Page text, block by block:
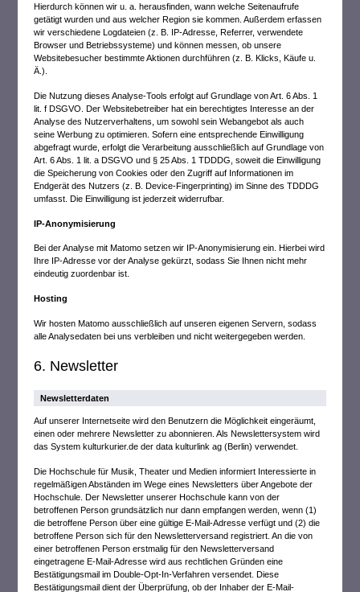
Hierdurch können wir u. a. herausfinden, wann welche Seitenaufrufe
getätigt wurden und aus welcher Region sie kommen. Außerdem erfassen
wir verschiedene Logdateien (z. B. IP-Adresse, Referrer, verwendete
Browser und Betriebssysteme) und können messen, ob unsere
Websitebesucher bestimmte Aktionen durchführen (z. B. Klicks, Käufe u.
Ä.).
Die Nutzung dieses Analyse-Tools erfolgt auf Grundlage von Art. 6 Abs. 1
lit. f DSGVO. Der Websitebetreiber hat ein berechtigtes Interesse an der
Analyse des Nutzerverhaltens, um sowohl sein Webangebot als auch
seine Werbung zu optimieren. Sofern eine entsprechende Einwilligung
abgefragt wurde, erfolgt die Verarbeitung ausschließlich auf Grundlage von
Art. 6 Abs. 1 lit. a DSGVO und § 25 Abs. 1 TDDDG, soweit die Einwilligung
die Speicherung von Cookies oder den Zugriff auf Informationen im
Endgerät des Nutzers (z. B. Device-Fingerprinting) im Sinne des TDDDG
umfasst. Die Einwilligung ist jederzeit widerrufbar.
IP-Anonymisierung
Bei der Analyse mit Matomo setzen wir IP-Anonymisierung ein. Hierbei wird
Ihre IP-Adresse vor der Analyse gekürzt, sodass Sie Ihnen nicht mehr
eindeutig zuordenbar ist.
Hosting
Wir hosten Matomo ausschließlich auf unseren eigenen Servern, sodass
alle Analysedaten bei uns verbleiben und nicht weitergegeben werden.
6. Newsletter
Newsletter­daten
Auf unserer Internetseite wird den Benutzern die Möglichkeit eingeräumt,
einen oder mehrere Newsletter zu abonnieren. Als Newslettersystem wird
das System kulturkurier.de der data kulturlink ag (Berlin) verwendet.
Die Hochschule für Musik, Theater und Medien informiert Interessierte in
regelmäßigen Abständen im Wege eines Newsletters über Angebote der
Hochschule. Der Newsletter unserer Hochschule kann von der
betroffenen Person grundsätzlich nur dann empfangen werden, wenn (1)
die betroffene Person über eine gültige E-Mail-Adresse verfügt und (2) die
betroffene Person sich für den Newsletterversand registriert. An die von
einer betroffenen Person erstmalig für den Newsletterversand
eingetragene E-Mail-Adresse wird aus rechtlichen Gründen eine
Bestätigungsmail im Double-Opt-In-Verfahren versendet. Diese
Bestätigungsmail dient der Überprüfung, ob der Inhaber der E-Mail-